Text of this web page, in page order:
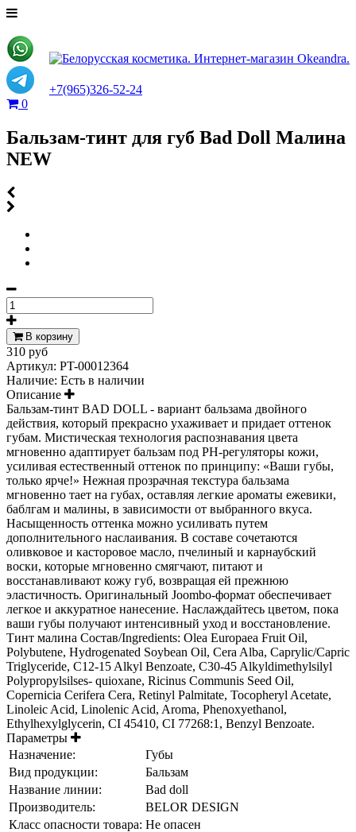
+7(965)326-52-24
0
Бальзам-тинт для губ Bad Doll Малина
NEW
В корзину
310 руб
Артикул: PT-00012364
Наличие: Есть в наличии
Описание
Бальзам-тинт BAD DOLL - вариант бальзама двойного
действия, который прекрасно ухаживает и придает оттенок
губам. Мистическая технология распознавания цвета
мгновенно адаптирует бальзам под PH-регуляторы кожи,
усиливая естественный оттенок по принципу: «Ваши губы,
только ярче!» Нежная прозрачная текстура бальзама
мгновенно тает на губах, оставляя легкие ароматы ежевики,
баблгам и малины, в зависимости от выбранного вкуса.
Насыщенность оттенка можно усиливать путем
дополнительного наслаивания. В составе сочетаются
оливковое и касторовое масло, пчелиный и карнаубский
воски, которые мгновенно смягчают, питают и
восстанавливают кожу губ, возвращая ей прежнюю
эластичность. Оригинальный Joombo-формат обеспечивает
легкое и аккуратное нанесение. Наслаждайтесь цветом, пока
ваши губы получают интенсивный уход и восстановление.
Тинт малина Состав/Ingredients: Olea Europaea Fruit Oil,
Polybutene, Hydrogenated Soybean Oil, Cera Alba, Caprylic/Capric
Triglyceride, C12-15 Alkyl Benzoate, C30-45 Alkyldimethylsilyl
Polypropylsilses- quioxane, Ricinus Communis Seed Oil,
Copernicia Cerifera Cera, Retinyl Palmitate, Tocopheryl Acetate,
Linoleic Acid, Linolenic Acid, Aroma, Phenoxyethanol,
Ethylhexylglycerin, CI 45410, CI 77268:1, Benzyl Benzoate.
Параметры
Назначение:
Губы
Вид продукции:
Бальзам
Название линии:
Bad doll
Производитель:
BELOR DESIGN
Класс опасности товара: Не опасен